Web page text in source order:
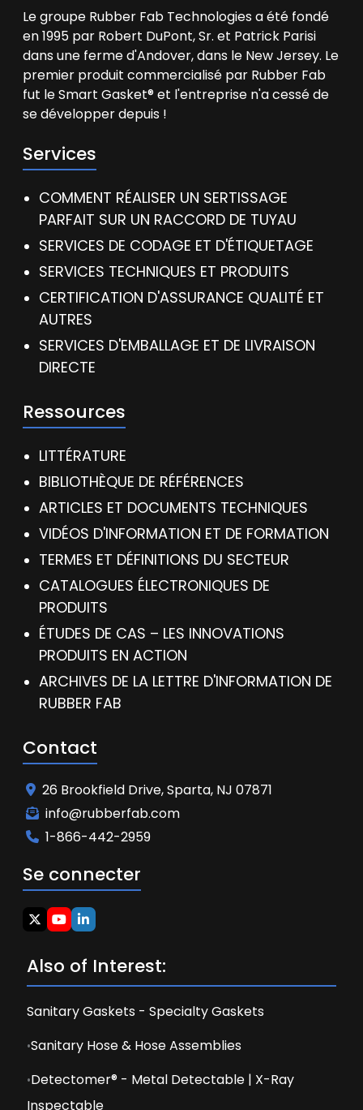
Le groupe Rubber Fab Technologies a été fondé
en 1995 par Robert DuPont, Sr. et Patrick Parisi
dans une ferme d'Andover, dans le New Jersey. Le
premier produit commercialisé par Rubber Fab
fut le Smart Gasket® et l'entreprise n'a cessé de
se développer depuis !
Services
COMMENT RÉALISER UN SERTISSAGE
PARFAIT SUR UN RACCORD DE TUYAU
SERVICES DE CODAGE ET D'ÉTIQUETAGE
SERVICES TECHNIQUES ET PRODUITS
CERTIFICATION D'ASSURANCE QUALITÉ ET
AUTRES
SERVICES D'EMBALLAGE ET DE LIVRAISON
DIRECTE
Ressources
LITTÉRATURE
BIBLIOTHÈQUE DE RÉFÉRENCES
ARTICLES ET DOCUMENTS TECHNIQUES
VIDÉOS D'INFORMATION ET DE FORMATION
TERMES ET DÉFINITIONS DU SECTEUR
CATALOGUES ÉLECTRONIQUES DE
PRODUITS
ÉTUDES DE CAS – LES INNOVATIONS
PRODUITS EN ACTION
ARCHIVES DE LA LETTRE D'INFORMATION DE
RUBBER FAB
Contact
26 Brookfield Drive, Sparta, NJ 07871
info@rubberfab.com
1-866-442-2959
Se connecter
Also of Interest:
Sanitary Gaskets - Specialty Gaskets
Sanitary Hose & Hose Assemblies
Detectomer® - Metal Detectable | X-Ray
Inspectable